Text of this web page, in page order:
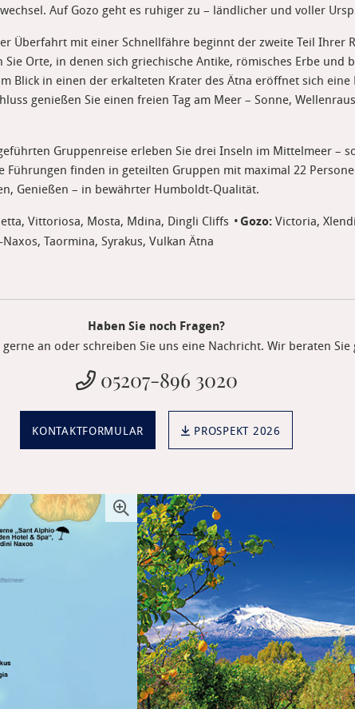
Auf Gozo geht es ruhiger zu – ländlicher und voller
Überfahrt mit einer Schnellfähre beginnt der zweite Teil Ihrer
Sie Orte, in denen sich griechische Antike, römisches Erbe und
Blick in einen der erkalteten Krater des Ätna eröffnet sich eine
genießen Sie einen freien Tag am Meer – Sonne,
Gruppenreise erleben Sie drei Inseln im Mittelmeer –
Führungen finden in geteilten Gruppen mit maximal 22
Genießen – in bewährter Humboldt-Qualität.
Vittoriosa, Mosta, Mdina, Dingli Cliffs Gozo: Victoria, Xlendi
Taormina, Syrakus, Vulkan Ätna
Haben Sie noch Fragen?
gerne an oder schreiben Sie uns eine Nachricht. Wir beraten Sie
05207-896 3020
KONTAKTFORMULAR PROSPEKT 2026